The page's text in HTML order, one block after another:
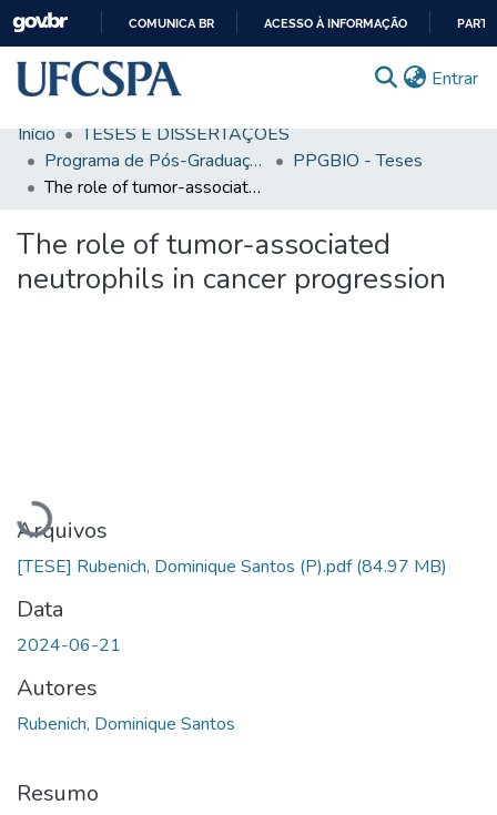
CONTEÚDO
COMUNICA BR ACESSO À INFORMAÇÃO
Entrar
Comunidades & Coleções
Busca Facetada
Estatísticas
Autoarquivamento
Início
TESES E DISSERTAÇÕES
Programa de Pós-Graduação em Biociências
PPGBIO - Teses
The role of tumor-associated neutrophils in cancer progression
The role of tumor-associated
neutrophils in cancer progression
Carregando...
Arquivos
[TESE] Rubenich, Dominique Santos (P).pdf(84.97 MB)
Data
2024-06-21
Autores
Rubenich, Dominique Santos
Resumo